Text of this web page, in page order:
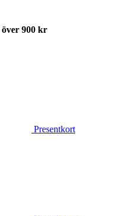
900 kr
Presentkort